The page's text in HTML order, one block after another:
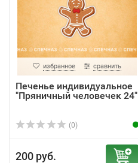
избранное сравнить
Печенье индивидуальное
"Пряничный человечек 24"
(0)
200 руб.